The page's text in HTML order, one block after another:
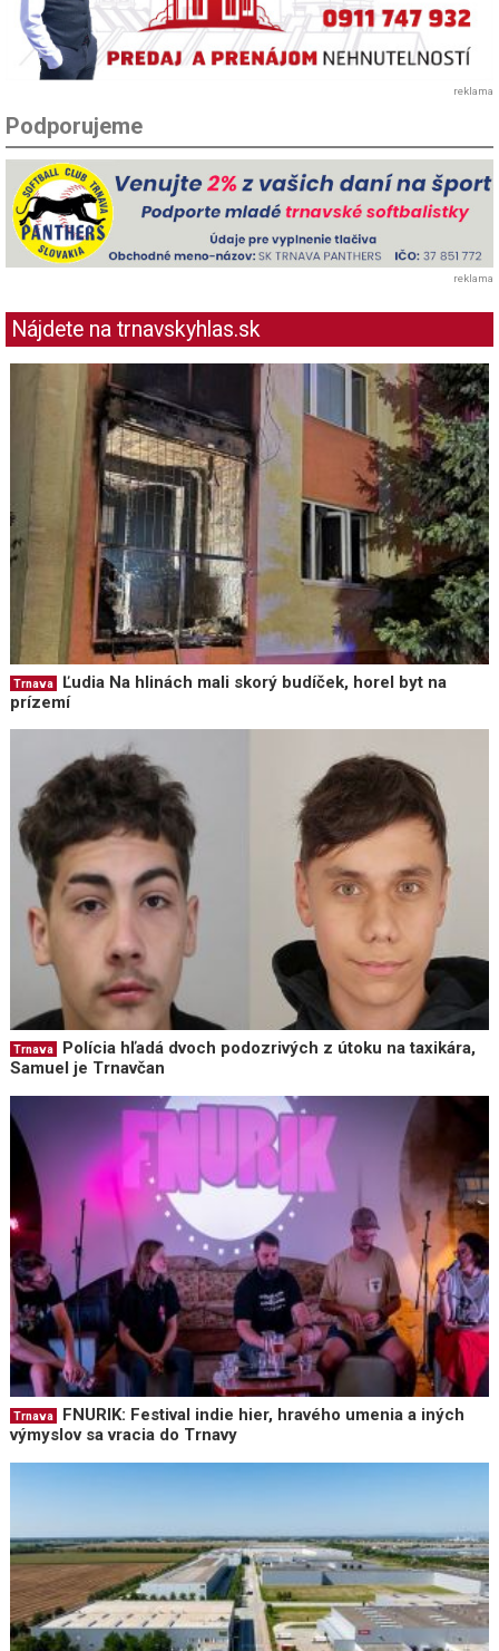
reklama
Podporujeme
reklama
Nájdete na trnavskyhlas.sk
Trnava
Ľudia Na hlinách mali skorý budíček, horel byt na
prízemí
Trnava
Polícia hľadá dvoch podozrivých z útoku na taxikára,
Samuel je Trnavčan
Trnava
FNURIK: Festival indie hier, hravého umenia a iných
výmyslov sa vracia do Trnavy